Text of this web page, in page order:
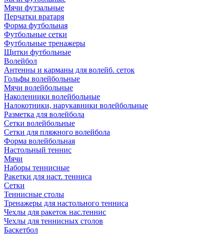
Мячи футзальные
Перчатки вратаря
Форма футбольная
Футбольные сетки
Футбольные тренажеры
Щитки футбольные
Волейбол
Антенны и карманы для волейб. сеток
Гольфы волейбольные
Мячи волейбольные
Наколенники волейбольные
Налокотники, нарукавники волейбольные
Разметка для волейбола
Сетки волейбольные
Сетки для пляжного волейбола
Форма волейбольная
Настольный теннис
Мячи
Наборы теннисные
Ракетки для наст. тенниса
Сетки
Теннисные столы
Тренажеры для настольного тенниса
Чехлы для ракеток нас.теннис
Чехлы для теннисных столов
Баскетбол